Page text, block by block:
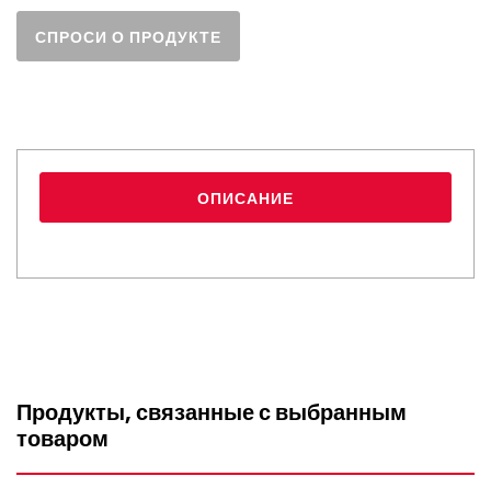
СПРОСИ О ПРОДУКТЕ
ОПИСАНИЕ
Продукты, связанные с выбранным
товаром